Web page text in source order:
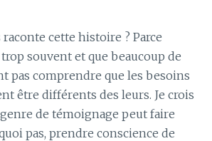
cette histoire ? Parce
trop souvent et que beaucoup de
pas comprendre que les besoins
être différents des leurs. Je crois
de témoignage peut faire
pas, prendre conscience de